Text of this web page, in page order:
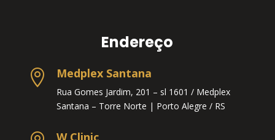
Endereço
 Medplex Santana
Rua Gomes Jardim, 201 – sl 1601 / Medplex
Santana – Torre Norte | Porto Alegre / RS
W Clinic